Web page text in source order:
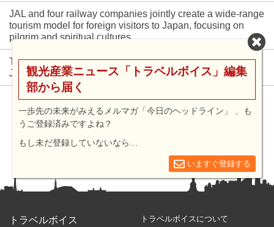
JAL and four railway companies jointly create a wide-range
tourism model for foreign visitors to Japan, focusing on
pilgrim and spiritual cultures
TikTok Go launches a project to promote local appeals in
Japan, firstly in Kyoto City and Otsu City
もっと見る
トラベルボイス トラベルボイスについて
観光産業ニュース「トラベルボイス」編集
部から届く
一歩先の未来がみえるメルマガ「今日のヘッドライン」 、も
うご登録済みですよね？
もし未だ登録していないなら…
いますぐ登録する